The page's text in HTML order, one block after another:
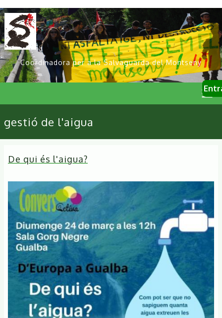
Vés
al
contingut
Coordinadora per a la Salvaguarda del Montseny
User
Primary
links
gestió de l'aigua
De qui és l'aigua?